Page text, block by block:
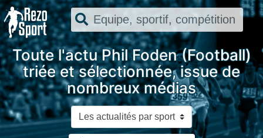
Toute l'actu Phil Foden (Football)
triée et sélectionnée, issue de
nombreux médias